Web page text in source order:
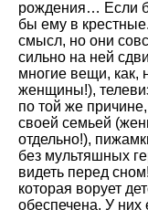
рождения… Если
бы ему в
смысл, но они
сильно на ней
многие вещи, как,
женщины!),
по той же
своей семьей
отдельно!),
без мультяшных
видеть перед
которая ворует
обеспечена. У них